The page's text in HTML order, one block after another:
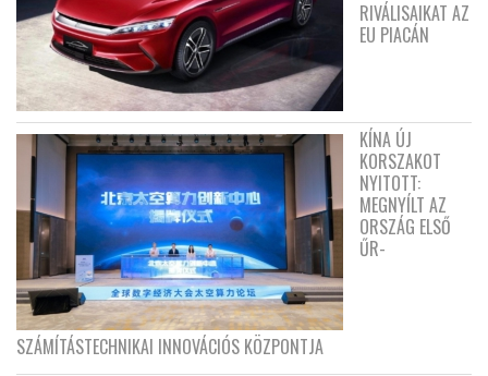
RIVÁLISAIKAT AZ
EU PIACÁN
KÍNA ÚJ
KORSZAKOT
NYITOTT:
MEGNYÍLT AZ
ORSZÁG ELSŐ
ŰR-
SZÁMÍTÁSTECHNIKAI INNOVÁCIÓS KÖZPONTJA